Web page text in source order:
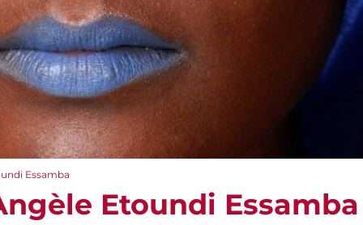
Essamba
Etoundi Essamba